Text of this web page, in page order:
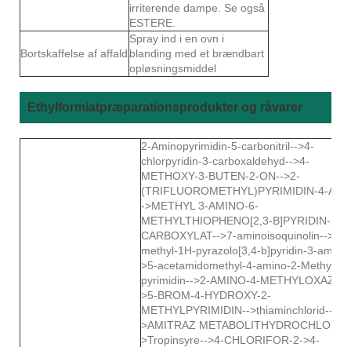
irriterende dampe. Se også
ESTERE.
Bortskaffelse af affald
Spray ind i en ovn i
blanding med et brændbart
opløsningsmiddel
Ethylformiatpræparationsprodukter og råvarer
2-Aminopyrimidin-5-carbonitril-->4-
chlorpyridin-3-carboxaldehyd-->4-
METHOXY-3-BUTEN-2-ON-->2-
(TRIFLUOROMETHYL)PYRIMIDIN-4-
->METHYL 3-AMINO-6-
METHYLTHIOPHENO[2,3-B]PYRIDIN-2-
CARBOXYLAT-->7-aminoisoquinolin-->6-
methyl-1H-pyrazolo[3,4-b]pyridin-3-amin--
>5-acetamidomethyl-4-amino-2-Methyl
pyrimidin-->2-AMINO-4-
>5-BROM-4-HYDROXY-2-
METHYLPYRIMIDIN-->thiaminchlorid--
>AMITRAZ
>Tropinsyre-->4-CHLORIFOR-2->4-